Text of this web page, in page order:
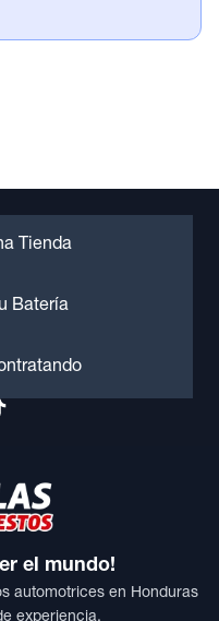
Tienda
Batería
el mundo!
automotrices en Honduras
experiencia.